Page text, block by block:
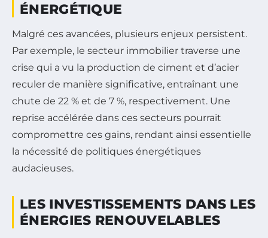
ÉNERGÉTIQUE
Malgré ces avancées, plusieurs enjeux persistent.
Par exemple, le secteur immobilier traverse une
crise qui a vu la production de ciment et d’acier
reculer de manière significative, entraînant une
chute de 22 % et de 7 %, respectivement. Une
reprise accélérée dans ces secteurs pourrait
compromettre ces gains, rendant ainsi essentielle
la nécessité de politiques énergétiques
audacieuses.
LES INVESTISSEMENTS DANS LES
ÉNERGIES RENOUVELABLES